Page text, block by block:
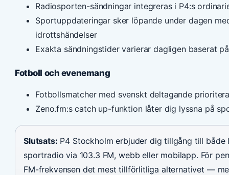
Radiosporten-sändningar integreras i P4:s
Sportuppdateringar sker löpande under dagen
idrottshändelser
Exakta sändningstider varierar dagligen baserat
Fotboll och evenemang
Fotbollsmatcher med svenskt deltagande
Zeno.fm:s catch up-funktion låter dig lyssna på
Slutsats: P4 Stockholm erbjuder dig tillgång till
sportradio via 103.3 FM, webb eller mobilapp. För
FM-frekvensen det mest tillförlitliga alternativet —